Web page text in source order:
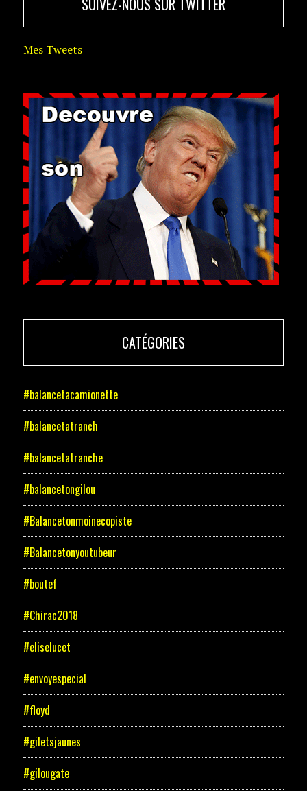
SUIVEZ-NOUS SUR TWITTER
Mes Tweets
CATÉGORIES
#balancetacamionette
#balancetatranch
#balancetatranche
#balancetongilou
#Balancetonmoinecopiste
#Balancetonyoutubeur
#boutef
#Chirac2018
#eliselucet
#envoyespecial
#floyd
#giletsjaunes
#gilougate